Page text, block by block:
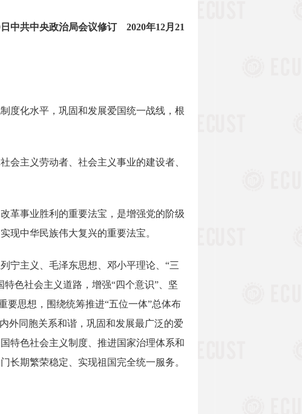
中共中央政治局会议修订 2020年12月21
化水平，巩固和发展爱国统一战线，根
主义劳动者、社会主义事业的建设者、
事业胜利的重要法宝，是增强党的阶级
现中华民族伟大复兴的重要法宝。
主义、毛泽东思想、邓小平理论、“三
色社会主义道路，增强“四个意识”、坚
要思想，围绕统筹推进“五位一体”总体布
外同胞关系和谐，巩固和发展最广泛的爱
特色社会主义制度、推进国家治理体系和
长期繁荣稳定、实现祖国完全统一服务。